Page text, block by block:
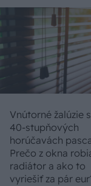
Vnútorné žalúzie
40-stupňových
horúčavách
Prečo z okna
radiátor a ako to
vyriešiť za pár